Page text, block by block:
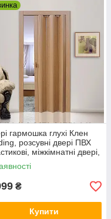
гармошка глухі Клен
розсувні двері ПВХ
міжкімнатні двері,
складані
₴
Купити